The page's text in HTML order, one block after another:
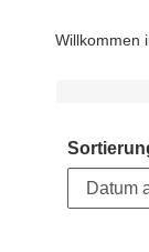
Willkommen